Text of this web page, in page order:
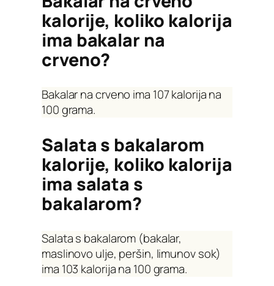
kalorije, koliko kalorija
ima bakalar na
crveno?
Bakalar na crveno ima 107 kalorija na
100 grama.
Salata s bakalarom
kalorije, koliko kalorija
ima salata s
bakalarom?
Salata s bakalarom (bakalar,
maslinovo ulje, peršin, limunov sok)
ima 103 kalorija na 100 grama.